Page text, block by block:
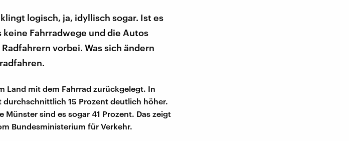
logisch, ja, idyllisch sogar. Ist es
Fahrradwege und die Autos
vorbei. Was sich ändern
Land mit dem Fahrrad zurückgelegt. In
15 Prozent deutlich höher.
sind es sogar 41 Prozent. Das zeigt
Bundesministerium für Verkehr.